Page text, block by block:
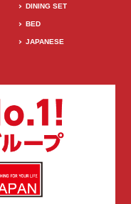
DINING SET
BED
JAPANESE